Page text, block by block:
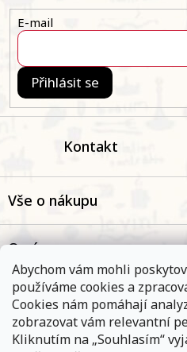
Abychom vám mohli
používáme cookies a
Cookies nám pomáhají
zobrazovat vám relevantní
Kliknutím na „Souhlasím“
Kontakt
E-mail
Přihlásit se
Vše o nákupu
O nás
Oblíbené kategorie
Kontakt